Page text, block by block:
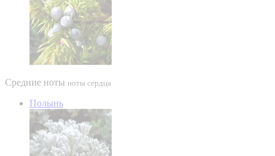
Средние ноты ноты сердца
Полынь